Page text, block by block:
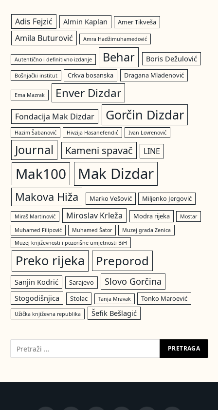
Adis Fejzić Almin Kaplan Amer Tikveša
Amila Buturović Amra Hadžimuhamedović
Autentično i definitivno izdanje Behar Boris Dežulović
Bošnjački institut Crkva bosanska Dragana Mladenović
Ema Mazrak Enver Dizdar
Fondacija Mak Dizdar Gorčin Dizdar
Hazim Šabanović Hivzija Hasanefendić Ivan Lovrenović
Journal Kameni spavač LINE
Mak100 Mak Dizdar
Makova Hiža Marko Vešović Miljenko Jergović
Miraš Martinović Miroslav Krleža Modra rijeka
Mostar
Muhamed Filipović
Muhamed Šator
Muzej grada Zenica
Muzej književnosti i pozorišne umjetnosti BiH
Preko rijeka Preporod
Sanjin Kodrić Sarajevo Slovo Gorčina
Stogodišnjica Stolac Tanja Mravak Tonko Maroević
Užička književna republika Šefik Bešlagić